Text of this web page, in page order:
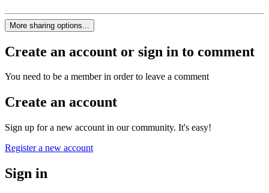
More sharing options...
Create an account or sign in to comment
You need to be a member in order to leave a comment
Create an account
Sign up for a new account in our community. It's easy!
Register a new account
Sign in